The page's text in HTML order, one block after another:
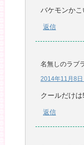
バケモンかこ
返信
名無しのラブ
2014年11月8日
クールだけ
返信